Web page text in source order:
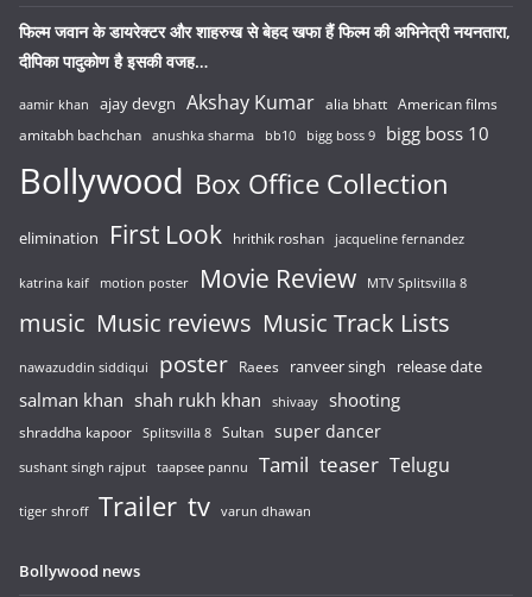
फिल्म जवान के डायरेक्टर और शाहरुख से बेहद खफा हैं फिल्म की अभिनेत्री नयनतारा,
दीपिका पादुकोण है इसकी वजह…
aamir khan ajay devgn Akshay Kumar alia bhatt American films
amitabh bachchan anushka sharma bb10 bigg boss 9 bigg boss 10
Bollywood Box Office Collection
elimination First Look hrithik roshan jacqueline fernandez
katrina kaif motion poster Movie Review MTV Splitsvilla 8
music Music reviews Music Track Lists
nawazuddin siddiqui poster Raees ranveer singh release date
salman khan shah rukh khan shivaay shooting
shraddha kapoor Splitsvilla 8 Sultan super dancer
sushant singh rajput taapsee pannu Tamil teaser Telugu
tiger shroff Trailer tv varun dhawan
Bollywood news